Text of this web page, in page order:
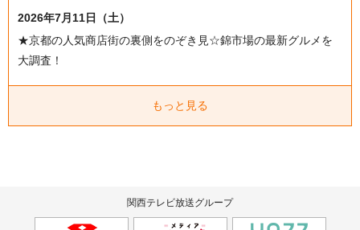
2026年7月11日（土）
★京都の人気商店街の裏側をのぞき見☆錦市場の最新グルメを
大調査！
もっと見る
関西テレビ放送グループ